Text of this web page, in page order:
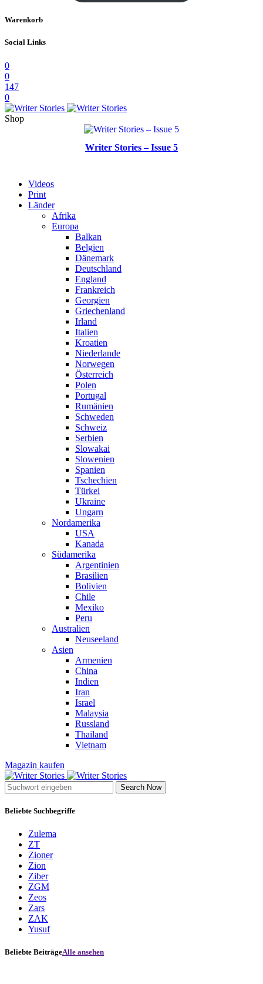
Warenkorb
Social Links
0
0
147
0
Shop
Writer Stories – Issue 5
Videos
Print
Länder
Afrika
Europa
Balkan
Belgien
Dänemark
Deutschland
England
Frankreich
Georgien
Griechenland
Irland
Italien
Kroatien
Niederlande
Norwegen
Österreich
Polen
Portugal
Rumänien
Schweden
Schweiz
Serbien
Slowakai
Slowenien
Spanien
Tschechien
Türkei
Ukraine
Ungarn
Nordamerika
USA
Kanada
Südamerika
Argentinien
Brasilien
Bolivien
Chile
Mexiko
Peru
Australien
Neuseeland
Asien
Armenien
China
Indien
Iran
Israel
Malaysia
Russland
Thailand
Vietnam
Magazin kaufen
Search Now
Beliebte Suchbegriffe
Zulema
ZT
Zioner
Zion
Ziber
ZGM
Zeos
Zars
ZAK
Yusuf
Beliebte BeiträgeAlle ansehen